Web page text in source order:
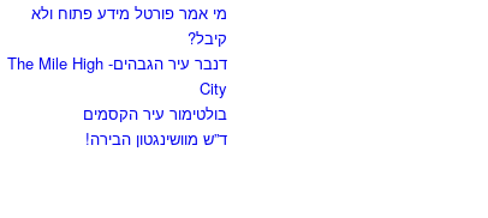
מי אמר פורטל מידע פתוח ולא
קיבל?
דנבר עיר הגבהים- The Mile High
City
בולטימור עיר הקסמים
ד”ש מוושינגטון הבירה!